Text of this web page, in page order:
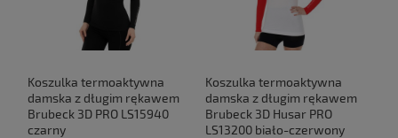
Koszulka termoaktywna
damska z długim rękawem
Brubeck 3D PRO LS15940
czarny
Koszulka termoaktywna
damska z długim rękawem
Brubeck 3D Husar PRO
LS13200 biało-czerwony